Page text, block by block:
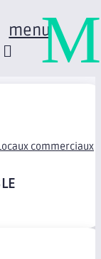
menu
commerciaux
M